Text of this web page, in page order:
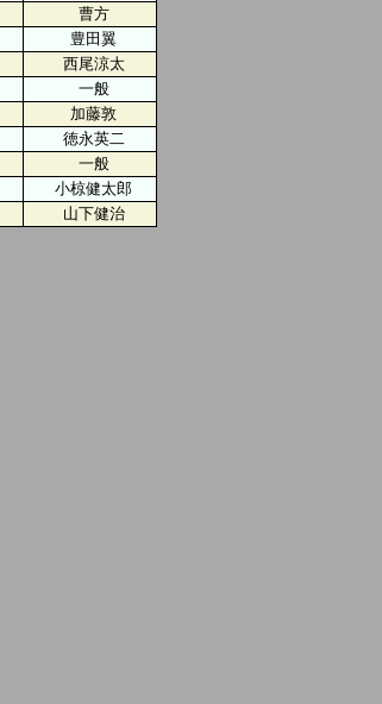
曹方
豊田翼
西尾涼太
一般
加藤敦
徳永英二
一般
小椋健太郎
山下健治